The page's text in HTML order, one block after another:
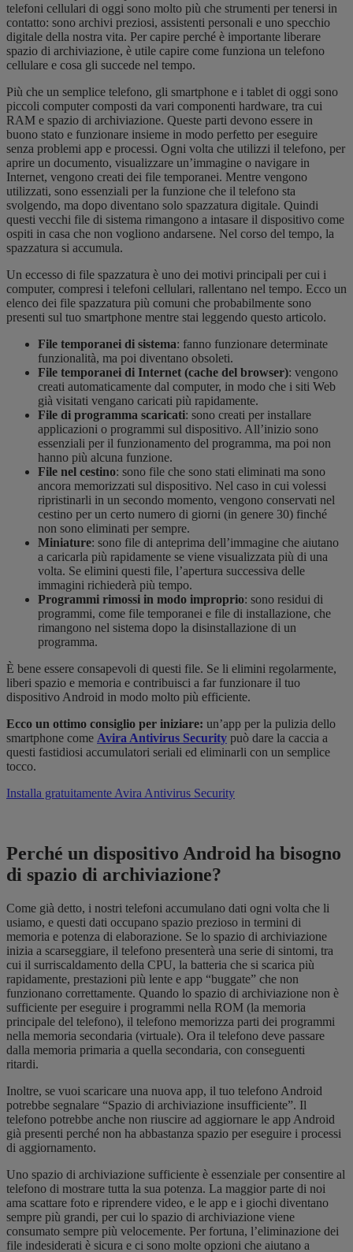
telefoni cellulari di oggi sono molto più che strumenti per tenersi in
contatto: sono archivi preziosi, assistenti personali e uno specchio
digitale della nostra vita. Per capire perché è importante liberare
spazio di archiviazione, è utile capire come funziona un telefono
cellulare e cosa gli succede nel tempo.
Più che un semplice telefono, gli smartphone e i tablet di oggi sono
piccoli computer composti da vari componenti hardware, tra cui
RAM e spazio di archiviazione. Queste parti devono essere in
buono stato e funzionare insieme in modo perfetto per eseguire
senza problemi app e processi. Ogni volta che utilizzi il telefono, per
aprire un documento, visualizzare un’immagine o navigare in
Internet, vengono creati dei file temporanei. Mentre vengono
utilizzati, sono essenziali per la funzione che il telefono sta
svolgendo, ma dopo diventano solo spazzatura digitale. Quindi
questi vecchi file di sistema rimangono a intasare il dispositivo come
ospiti in casa che non vogliono andarsene. Nel corso del tempo, la
spazzatura si accumula.
Un eccesso di file spazzatura è uno dei motivi principali per cui i
computer, compresi i telefoni cellulari, rallentano nel tempo. Ecco un
elenco dei file spazzatura più comuni che probabilmente sono
presenti sul tuo smartphone mentre stai leggendo questo articolo.
File temporanei di sistema: fanno funzionare determinate
funzionalità, ma poi diventano obsoleti.
File temporanei di Internet (cache del browser): vengono
creati automaticamente dal computer, in modo che i siti Web
già visitati vengano caricati più rapidamente.
File di programma scaricati: sono creati per installare
applicazioni o programmi sul dispositivo. All’inizio sono
essenziali per il funzionamento del programma, ma poi non
hanno più alcuna funzione.
File nel cestino: sono file che sono stati eliminati ma sono
ancora memorizzati sul dispositivo. Nel caso in cui volessi
ripristinarli in un secondo momento, vengono conservati nel
cestino per un certo numero di giorni (in genere 30) finché
non sono eliminati per sempre.
Miniature: sono file di anteprima dell’immagine che aiutano
a caricarla più rapidamente se viene visualizzata più di una
volta. Se elimini questi file, l’apertura successiva delle
immagini richiederà più tempo.
Programmi rimossi in modo improprio: sono residui di
programmi, come file temporanei e file di installazione, che
rimangono nel sistema dopo la disinstallazione di un
programma.
È bene essere consapevoli di questi file. Se li elimini regolarmente,
liberi spazio e memoria e contribuisci a far funzionare il tuo
dispositivo Android in modo molto più efficiente.
Ecco un ottimo consiglio per iniziare: un’app per la pulizia dello
smartphone come Avira Antivirus Security può dare la caccia a
questi fastidiosi accumulatori seriali ed eliminarli con un semplice
tocco.
Installa gratuitamente Avira Antivirus Security
Perché un dispositivo Android ha bisogno
di spazio di archiviazione?
Come già detto, i nostri telefoni accumulano dati ogni volta che li
usiamo, e questi dati occupano spazio prezioso in termini di
memoria e potenza di elaborazione. Se lo spazio di archiviazione
inizia a scarseggiare, il telefono presenterà una serie di sintomi, tra
cui il surriscaldamento della CPU, la batteria che si scarica più
rapidamente, prestazioni più lente e app “buggate” che non
funzionano correttamente. Quando lo spazio di archiviazione non è
sufficiente per eseguire i programmi nella ROM (la memoria
principale del telefono), il telefono memorizza parti dei programmi
nella memoria secondaria (virtuale). Ora il telefono deve passare
dalla memoria primaria a quella secondaria, con conseguenti
ritardi.
Inoltre, se vuoi scaricare una nuova app, il tuo telefono Android
potrebbe segnalare “Spazio di archiviazione insufficiente”. Il
telefono potrebbe anche non riuscire ad aggiornare le app Android
già presenti perché non ha abbastanza spazio per eseguire i processi
di aggiornamento.
Uno spazio di archiviazione sufficiente è essenziale per consentire al
telefono di mostrare tutta la sua potenza. La maggior parte di noi
ama scattare foto e riprendere video, e le app e i giochi diventano
sempre più grandi, per cui lo spazio di archiviazione viene
consumato sempre più velocemente. Per fortuna, l’eliminazione dei
file indesiderati è sicura e ci sono molte opzioni che aiutano a